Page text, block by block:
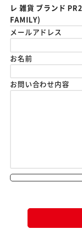
レ 雑貨 ブランド
FAMILY)
メールアドレス
お名前
お問い合わせ内容